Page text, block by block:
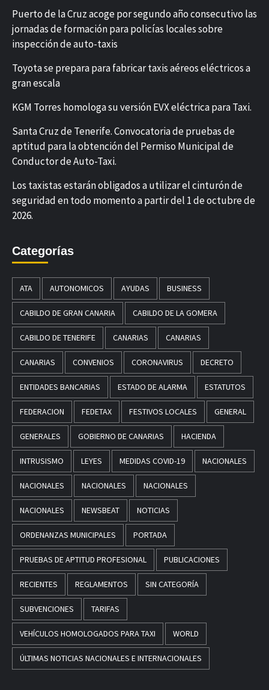
Puerto de la Cruz acoge por segundo año consecutivo las
jornadas de formación para policías locales sobre
inspección de auto-taxis
Toyota se prepara para fabricar taxis aéreos eléctricos a
gran escala
KGM Torres homologa su versión EVX eléctrica para Taxi.
Santa Cruz de Tenerife. Convocatoria de pruebas de
aptitud para la obtención del Permiso Municipal de
Conductor de Auto-Taxi.
Los taxistas estarán obligados a utilizar el cinturón de
seguridad en todo momento a partir del 1 de octubre de
2026.
Categorías
ATA AUTONOMICOS AYUDAS BUSINESS
CABILDO DE GRAN CANARIA CABILDO DE LA GOMERA
CABILDO DE TENERIFE CANARIAS CANARIAS
CANARIAS CONVENIOS CORONAVIRUS DECRETO
ENTIDADES BANCARIAS ESTADO DE ALARMA ESTATUTOS
FEDERACION FEDETAX FESTIVOS LOCALES GENERAL
GENERALES GOBIERNO DE CANARIAS HACIENDA
INTRUSISMO LEYES MEDIDAS COVID-19 NACIONALES
NACIONALES NACIONALES NACIONALES
NACIONALES NEWSBEAT NOTICIAS
ORDENANZAS MUNICIPALES PORTADA
PRUEBAS DE APTITUD PROFESIONAL PUBLICACIONES
RECIENTES REGLAMENTOS SIN CATEGORÍA
SUBVENCIONES TARIFAS
VEHÍCULOS HOMOLOGADOS PARA TAXI WORLD
ÚLTIMAS NOTICIAS NACIONALES E INTERNACIONALES